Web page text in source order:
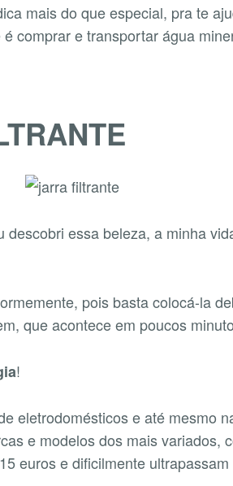
mais do que especial, pra te
comprar e transportar água
descobri essa beleza, a minha
pois basta colocá-la
que acontece em poucos
!
eletrodomésticos e até mesmo
e modelos dos mais variados,
euros e dificilmente ultrapassam